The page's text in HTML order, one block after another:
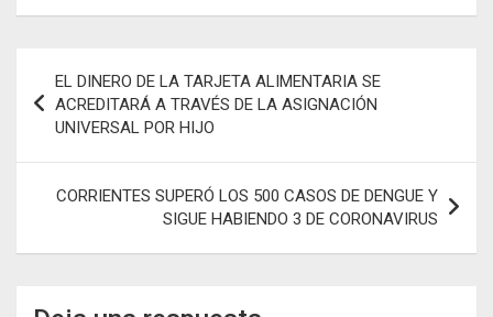
b
o
k
s
p
p
n
er
gr
m
m
p
ar
tir
de
entradas
EL DINERO DE LA TARJETA ALIMENTARIA SE
ACREDITARÁ A TRAVÉS DE LA ASIGNACIÓN
UNIVERSAL POR HIJO
CORRIENTES SUPERÓ LOS 500 CASOS DE DENGUE Y
SIGUE HABIENDO 3 DE CORONAVIRUS